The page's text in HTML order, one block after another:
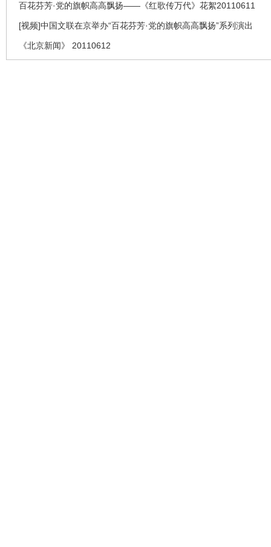
百花芬芳·党的旗帜高高飘扬——《红歌传万代》花絮20110611
[视频]中国文联在京举办“百花芬芳·党的旗帜高高飘扬”系列演出
《北京新闻》 20110612